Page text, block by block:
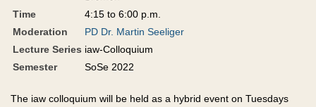
Time
4:15 to 6:00 p.m.
Moderation
PD Dr. Martin Seeliger
Lecture Series iaw-Colloquium
Semester
SoSe 2022
The iaw colloquium will be held as a hybrid event on Tuesdays